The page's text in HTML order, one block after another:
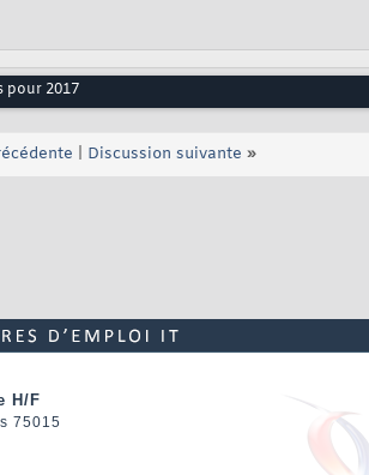
pour 2017
Discussion suivante »
H/F
75015